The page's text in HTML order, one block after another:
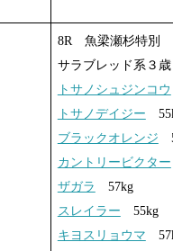
8R 魚梁瀬杉特別
サラブレッド系３
トサノシュジンコウ
トサノデイジー
ブラックオレンジ
カントリービクター
ザガラ
57kg
スレイラー 55kg
キヨスリョウマ